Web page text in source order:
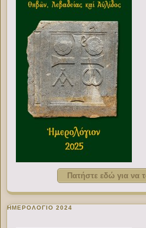
Πατήστε εδώ για να
ΗΜΕΡΟΛΟΓΙΟ 2024